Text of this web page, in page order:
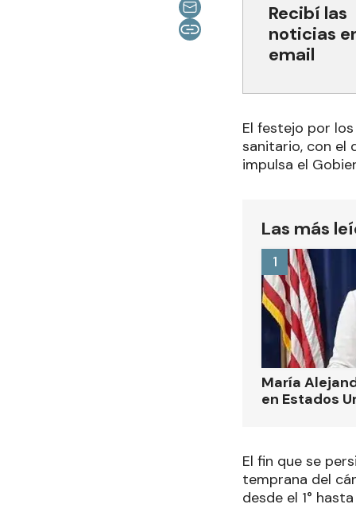
Recibí las
noticias
email
El festejo por
sanitario, con el
impulsa el
Las más
María
en Estados
1
El fin que se
temprana del
desde el 1°